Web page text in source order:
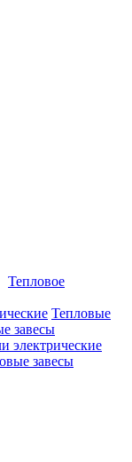
Тепловое
Тепловые
завесы
электрические
завесы